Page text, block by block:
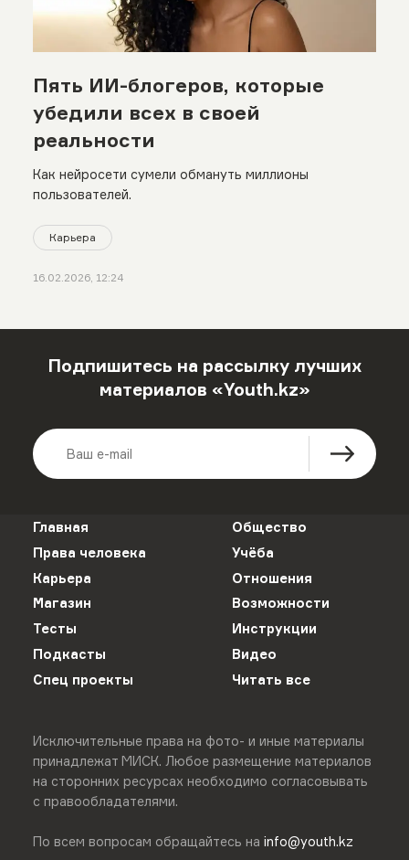
Пять ИИ-блогеров, которые
убедили всех в своей
реальности
Как нейросети сумели обмануть миллионы
пользователей.
Карьера
16.02.2026, 12:24
Подпишитесь на рассылку лучших
материалов «Youth.kz»
Главная
Общество
Права человека
Учёба
Карьера
Отношения
Магазин
Возможности
Тесты
Инструкции
Подкасты
Видео
Спец проекты
Читать все
Исключительные права на фото- и иные материалы
принадлежат МИСК. Любое размещение материалов
на сторонних ресурсах необходимо согласовывать
с правообладателями.
По всем вопросам обращайтесь на info@youth.kz